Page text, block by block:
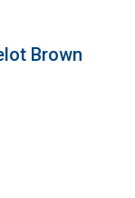
Brown